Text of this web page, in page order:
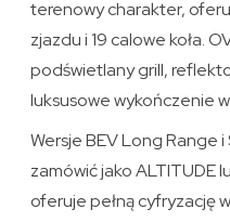
terenowy charakter,
zjazdu i 19 calowe koła.
podświetlany grill,
luksusowe wykończenie
Wersje BEV Long Range
zamówić jako ALTITUDE
oferuje pełną cyfryzację